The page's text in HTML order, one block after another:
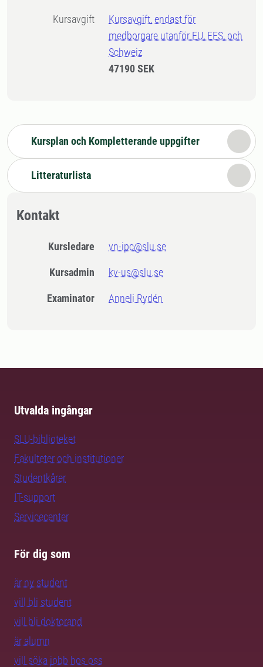
Kursavgift
Kursavgift, endast för
medborgare utanför EU, EES, och
Schweiz
47190 SEK
Kursplan och Kompletterande uppgifter
Litteraturlista
Kontakt
Kursledare vn-ipc@slu.se
Kursadmin kv-us@slu.se
Examinator Anneli Rydén
Utvalda ingångar
SLU-biblioteket
Fakulteter och institutioner
Studentkårer
IT-support
Servicecenter
För dig som
är ny student
vill bli student
vill bli doktorand
är alumn
vill söka jobb hos oss